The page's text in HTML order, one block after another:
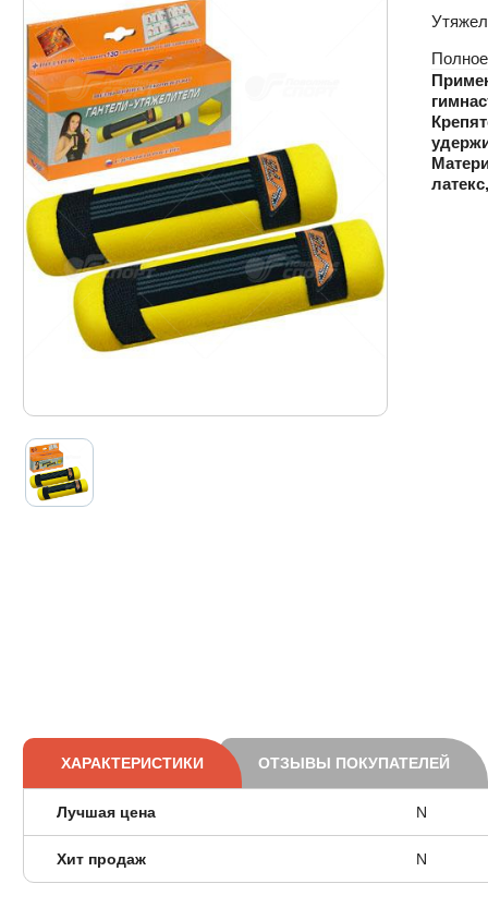
ХАРАКТЕРИСТИКИ ОТЗЫВЫ ПОКУПАТЕЛЕЙ
Лучшая цена N
Хит продаж N